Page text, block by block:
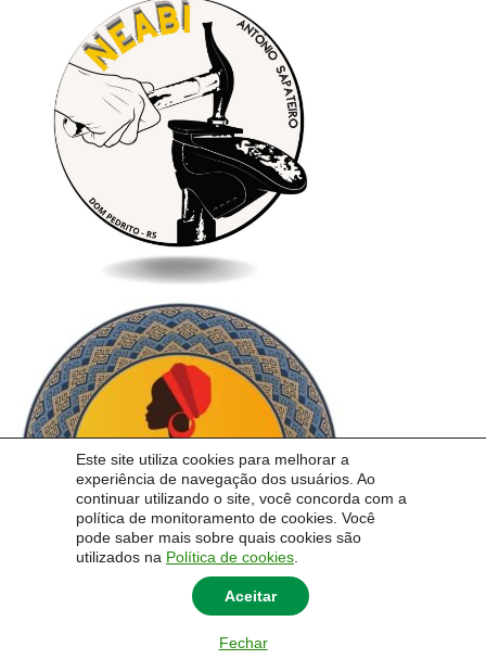
Este site utiliza cookies para melhorar a
experiência de navegação dos usuários. Ao
continuar utilizando o site, você concorda com a
política de monitoramento de cookies. Você
pode saber mais sobre quais cookies são
utilizados na Política de cookies
Aceitar
Fechar